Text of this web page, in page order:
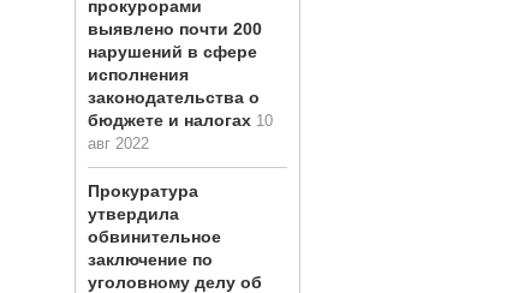
прокурорами
выявлено почти 200
нарушений в сфере
исполнения
законодательства о
бюджете и налогах 10
авг 2022
Прокуратура
утвердила
обвинительное
заключение по
уголовному делу об